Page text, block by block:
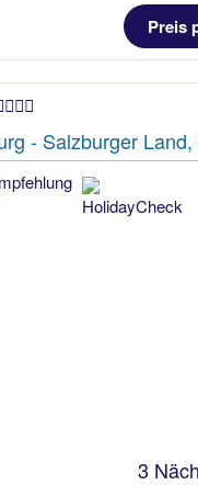
Preis
- Salzburger
3